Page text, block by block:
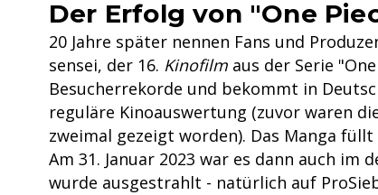
Der Erfolg von "One
20 Jahre später nennen Fans und
sensei, der 16. Kinofilm aus der Serie
Besucherrekorde und bekommt in
reguläre Kinoauswertung (zuvor waren
zweimal gezeigt worden). Das Manga füllt
Am 31. Januar 2023 war es dann auch im
wurde ausgestrahlt - natürlich auf